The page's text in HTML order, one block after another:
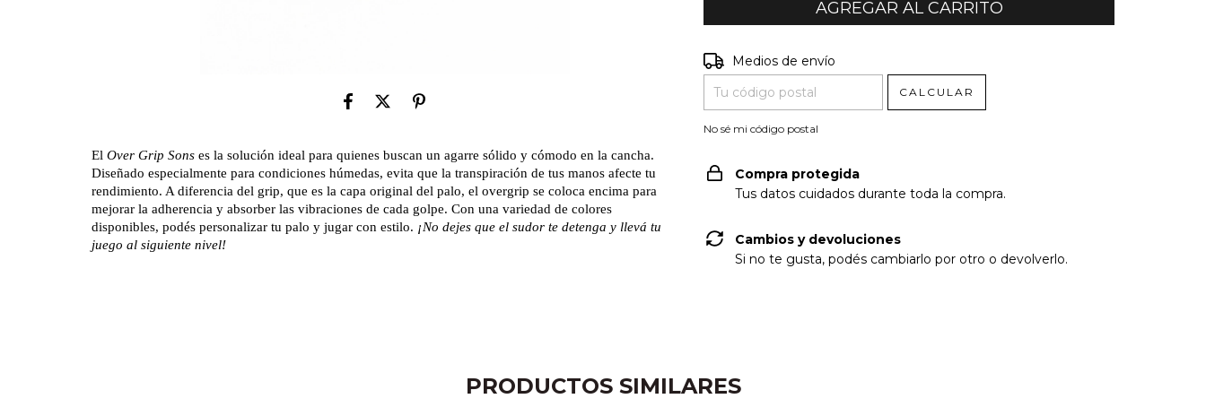
El Over Grip Sons es la solución ideal para quienes buscan un agarre sólido y cómodo en la cancha.
Diseñado especialmente para condiciones húmedas, evita que la transpiración de tus manos afecte tu
rendimiento. A diferencia del grip, que es la capa original del palo, el overgrip se coloca encima para
mejorar la adherencia y absorber las vibraciones de cada golpe. Con una variedad de colores
disponibles, podés personalizar tu palo y jugar con estilo. ¡No dejes que el sudor te detenga y llevá tu
juego al siguiente nivel!
Entregas para el CP:
Medios de envío
CALCULAR
No sé mi código postal
Compra protegida
Tus datos cuidados durante toda la compra.
Cambios y devoluciones
Si no te gusta, podés cambiarlo por otro o devolverlo.
PRODUCTOS SIMILARES